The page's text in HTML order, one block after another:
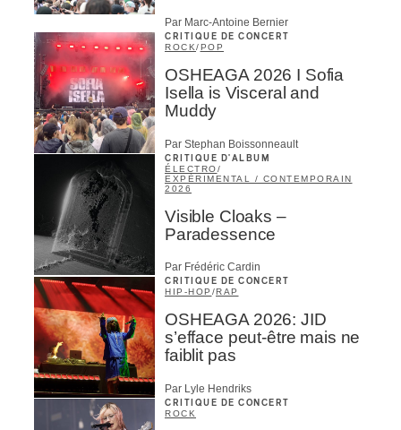
Par Marc-Antoine Bernier
CRITIQUE DE CONCERT
ROCK/ POP
OSHEAGA 2026 I Sofia
Isella is Visceral and
Muddy
Par Stephan Boissonneault
CRITIQUE D'ALBUM
ÉLECTRO/
EXPÉRIMENTAL / CONTEMPORAIN
2026
Visible Cloaks –
Paradessence
Par Frédéric Cardin
CRITIQUE DE CONCERT
HIP-HOP /RAP
OSHEAGA 2026: JID
s’efface peut-être mais ne
faiblit pas
Par Lyle Hendriks
CRITIQUE DE CONCERT
ROCK